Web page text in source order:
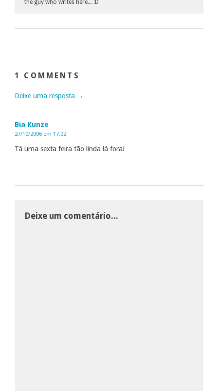
the guy who writes here... :D
1 COMMENTS
Deixe uma resposta →
Bia Kunze
27/10/2006 em 17:02
Tá uma sexta feira tão linda lá fora!
Deixe um comentário...